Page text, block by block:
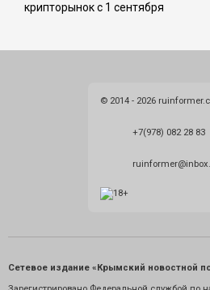
крипторынок с 1 сентября
© 2014 - 2026
+7(978) 082 28 83
Сетевое издание «Крымский новостной